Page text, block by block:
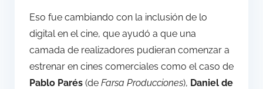
Eso fue cambiando con la inclusión de lo
digital en el cine, que ayudó a que una
camada de realizadores pudieran comenzar a
estrenar en cines comerciales como el caso de
Pablo Parés (de Farsa Producciones), Daniel de